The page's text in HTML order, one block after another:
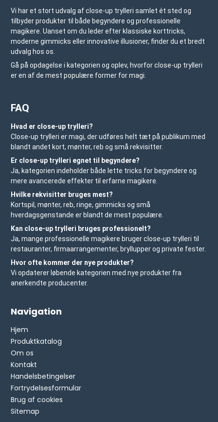
Vi har et stort udvalg af close-up trylleri samlet ét sted og
tilbyder produkter til både begyndere og professionelle
magikere. Uanset om du leder efter klassiske korttricks,
moderne gimmicks eller innovative illusioner, finder du et bredt
udvalg hos os.
Gå på opdagelse i kategorien og oplev, hvorfor close-up trylleri
er en af de mest populære former for magi.
FAQ
Hvad er close-up trylleri?
Close-up trylleri er magi, der udføres helt tæt på publikum med
blandt andet kort, mønter, reb og små rekvisitter.
Er close-up trylleri egnet til begyndere?
Ja, kategorien indeholder både lette tricks for begyndere og
mere avancerede effekter til erfarne magikere.
Hvilke rekvisitter bruges mest?
Kortspil, mønter, reb, ringe, gimmicks og små
hverdagsgenstande er blandt de mest populære.
Kan close-up trylleri bruges professionelt?
Ja, mange professionelle magikere bruger close-up trylleri til
restauranter, firmaarrangementer, bryllupper og private fester.
Hvor ofte kommer der nye produkter?
Vi opdaterer løbende kategorien med nye produkter fra
anerkendte producenter.
Navigation
Hjem
Produktkatalog
Om os
Kontakt
Handelsbetingelser
Fortrydelsesformular
Brug af cookies
Sitemap